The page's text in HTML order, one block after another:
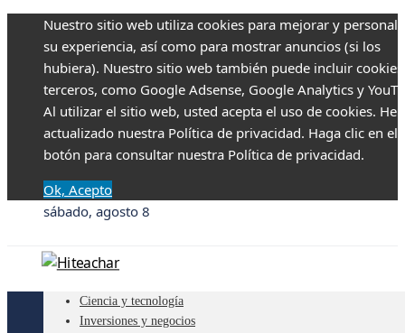
Nuestro sitio web utiliza cookies para mejorar y
su experiencia, así como para mostrar anuncios (si los
hubiera). Nuestro sitio web también puede incluir
terceros, como Google Adsense, Google Analytics y
Al utilizar el sitio web, usted acepta el uso de cookies.
actualizado nuestra Política de privacidad. Haga clic en el
botón para consultar nuestra Política de privacidad.
Ok, Acepto
sábado, agosto 8
Ciencia y tecnología
Inversiones y negocios